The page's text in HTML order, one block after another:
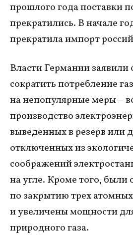
прошлого года поставки
прекратились. В начале
прекратила импорт
Власти Германии
сократить потребление
на непопулярные меры –
производство
выведенных в резерв или
отключенных из
соображений
на угле. Кроме того,
по закрытию трех
и увеличены мощности
природного газа.